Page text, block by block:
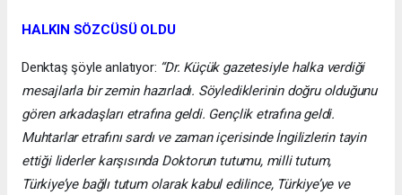
HALKIN SÖZCÜSÜ OLDU
Denktaş şöyle anlatıyor: “Dr. Küçük gazetesiyle halka verdiği
mesajlarla bir zemin hazırladı. Söylediklerinin doğru olduğunu
gören arkadaşları etrafına geldi. Gençlik etrafına geldi.
Muhtarlar etrafını sardı ve zaman içerisinde İngilizlerin tayin
ettiği liderler karşısında Doktorun tutumu, milli tutum,
Türkiye’ye bağlı tutum olarak kabul edilince, Türkiye’ye ve